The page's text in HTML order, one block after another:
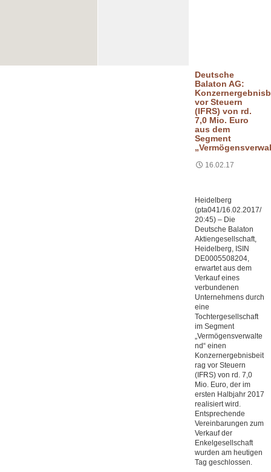
Deutsche
Balaton AG:
vor Steuern
(IFRS) von rd.
7,0 Mio. Euro
aus dem
Segment
16.02.17
Heidelberg
(pta041/16.02.2017/
20:45) – Die
Deutsche Balaton
Aktiengesellschaft,
Heidelberg, ISIN
DE0005508204,
erwartet aus dem
Verkauf eines
verbundenen
Unternehmens durch
eine
Tochtergesellschaft
im Segment
„Vermögensverwalte
nd“ einen
Konzernergebnisbeit
rag vor Steuern
(IFRS) von rd. 7,0
Mio. Euro, der im
ersten Halbjahr 2017
realisiert wird.
Entsprechende
Vereinbarungen zum
Verkauf der
Enkelgesellschaft
wurden am heutigen
Tag geschlossen.